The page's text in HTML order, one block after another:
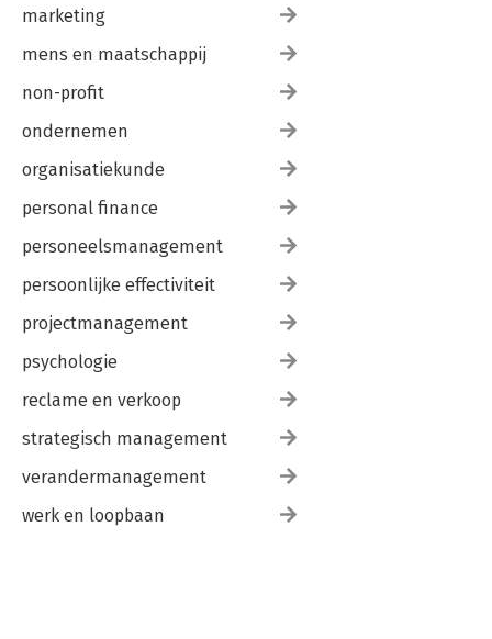
marketing
mens en maatschappij
non-profit
ondernemen
organisatiekunde
personal finance
personeelsmanagement
persoonlijke effectiviteit
projectmanagement
psychologie
reclame en verkoop
strategisch management
verandermanagement
werk en loopbaan